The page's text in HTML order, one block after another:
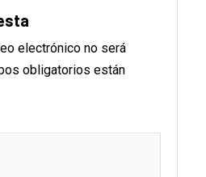
electrónico no será
obligatorios están